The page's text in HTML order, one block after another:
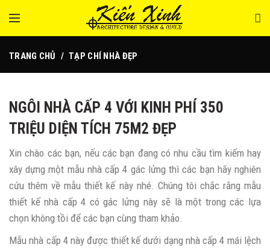
TRANG CHỦ TẠP CHÍ NHÀ ĐẸP
NGÔI NHÀ CẤP 4 VỚI KINH PHÍ 350
TRIỆU DIỆN TÍCH 75M2 ĐẸP
Xin chào các bạn, nếu các bạn đang có nhu cầu tìm kiếm hay
xây dựng một mẫu nhà cấp 4 gác lửng thì các bạn hãy nghiên
cứu thêm về mẫu thiết kế này nhé. Chúng tôi chắc rằng mẫu
thiết kế nhà cấp 4 có gác lửng này sẽ là một trong các lựa
chọn không tồi để các bạn cùng tham khảo.
Mẫu nhà cấp 4 này được thiết kế dưới dạng nhà cấp 4 mái lệch